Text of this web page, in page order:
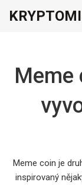
Meme
Meme coin je
inspirovaný